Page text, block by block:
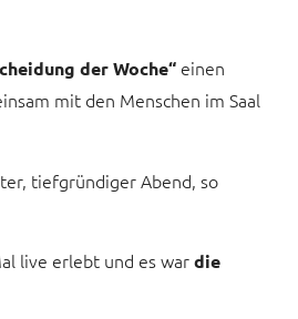
der Woche“ einen
mit den Menschen im Saal
tiefgründiger Abend, so
live erlebt und es wardie